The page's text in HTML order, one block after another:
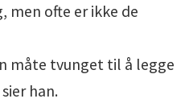
men ofte er ikke de
måte tvunget til å legge
han.